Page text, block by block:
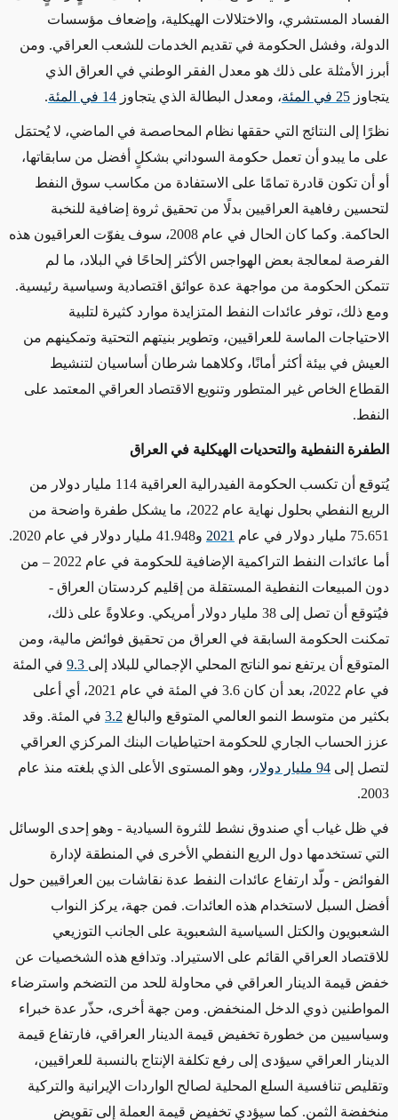
الفساد المستشري، والاختلالات الهيكلية، وإضعاف مؤسسات
الدولة، وفشل الحكومة في تقديم الخدمات للشعب العراقي. ومن
أبرز الأمثلة على ذلك هو معدل الفقر الوطني في العراق الذي
يتجاوز 25 في المئة ، ومعدل البطالة الذي يتجاوز 14 في المئة .
نظرًا إلى النتائج التي حققها نظام المحاصصة في الماضي، لا يُحتمَل
على ما يبدو أن تعمل حكومة السوداني بشكلٍ أفضل من سابقاتها،
أو أن تكون قادرة تمامًا على الاستفادة من مكاسب سوق النفط
لتحسين رفاهية العراقيين بدلًا من تحقيق ثروة إضافية للنخبة
الحاكمة. وكما كان الحال في عام 2008، سوف يفوّت العراقيون هذه
الفرصة لمعالجة بعض الهواجس الأكثر إلحاحًا في البلاد، ما لم
تتمكن الحكومة من مواجهة عدة عوائق اقتصادية وسياسية رئيسية.
ومع ذلك، توفر عائدات النفط المتزايدة موارد كثيرة لتلبية
الاحتياجات الماسة للعراقيين، وتطوير بنيتهم التحتية وتمكينهم من
العيش في بيئة أكثر أمانًا، وكلاهما شرطان أساسيان لتنشيط
القطاع الخاص غير المتطور وتنويع الاقتصاد العراقي المعتمد على
النفط.
الطفرة النفطية والتحديات الهيكلية في العراق
يُتوقع أن تكسب الحكومة الفيدرالية العراقية 114 مليار دولار من
الريع النفطي بحلول نهاية عام 2022، ما يشكل طفرة واضحة من
75.651 مليار دولار في عام
2021
و41.948 مليار دولار في عام 2020.
أما عائدات النفط التراكمية الإضافية للحكومة في عام 2022 – من
دون المبيعات النفطية المستقلة من إقليم كردستان العراق -
فيُتوقع أن تصل إلى 38 مليار دولار أمريكي. وعلاوةً على ذلك،
تمكنت الحكومة السابقة في العراق من تحقيق فوائض مالية، ومن
المتوقع أن يرتفع نمو الناتج المحلي الإجمالي للبلاد إلى 9.3 في المئة
في عام 2022، بعد أن كان 3.6 في المئة في عام 2021، أي أعلى
بكثير من متوسط النمو العالمي المتوقع والبالغ 3.2 في المئة. وقد
عزز الحساب الجاري للحكومة احتياطيات البنك المركزي العراقي
لتصل إلى 94 مليار دولار
، وهو المستوى الأعلى الذي بلغته منذ عام
2003.
في ظل غياب أي صندوق نشط للثروة السيادية - وهو إحدى الوسائل
التي تستخدمها دول الريع النفطي الأخرى في المنطقة لإدارة
الفوائض - ولّد ارتفاع عائدات النفط عدة نقاشات بين العراقيين حول
أفضل السبل لاستخدام هذه العائدات. فمن جهة، يركز النواب
الشعبويون والكتل السياسية الشعبوية على الجانب التوزيعي
للاقتصاد العراقي القائم على الاستيراد. وتدافع هذه الشخصيات عن
خفض قيمة الدينار العراقي في محاولة للحد من التضخم واسترضاء
المواطنين ذوي الدخل المنخفض. ومن جهة أخرى، حذّر عدة خبراء
وسياسيين من خطورة تخفيض قيمة الدينار العراقي، فارتفاع قيمة
الدينار العراقي سيؤدى إلى رفع تكلفة الإنتاج بالنسبة للعراقيين،
وتقليص تنافسية السلع المحلية لصالح الواردات الإيرانية والتركية
منخفضة الثمن. كما سيؤدي تخفيض قيمة العملة إلى تقويض